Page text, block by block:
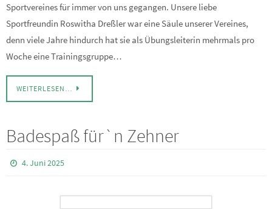
Sportvereines für immer von uns gegangen. Unsere liebe
Sportfreundin Roswitha Dreßler war eine Säule unserer Vereines,
denn viele Jahre hindurch hat sie als Übungsleiterin mehrmals pro
Woche eine Trainingsgruppe…
WEITERLESEN…
Badespaß für`n Zehner
4. Juni 2025